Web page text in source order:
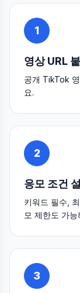
1
영상 URL
공개 TikTok
요.
2
응모 조건
키워드 필수,
모 제한도 가능
3